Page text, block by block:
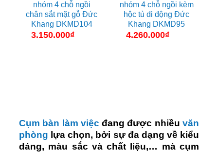
nhóm 4 chỗ ngồi
chân sắt mặt gỗ Đức
Khang DKMD104
3.150.000₫
nhóm 4 chỗ ngồi kèm
hộc tủ di động Đức
Khang DKMD95
4.260.000₫
Cụm bàn làm việc đang được nhiềuvăn
phòng lựa chọn, bởi sự đa dạng về kiểu
dáng, màu sắc và chất liệu,… mà cụm